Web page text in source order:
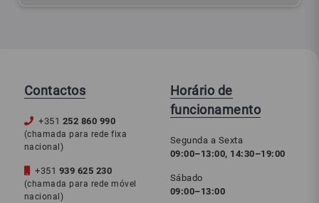
Contactos
+351 252 860 990
(chamada para rede fixa
nacional)
+351 939 625 230
(chamada para rede móvel
nacional)
Horário de
funcionamento
Segunda a Sexta
09:00–13:00, 14:30–19:00
Sábado
09:00–13:00